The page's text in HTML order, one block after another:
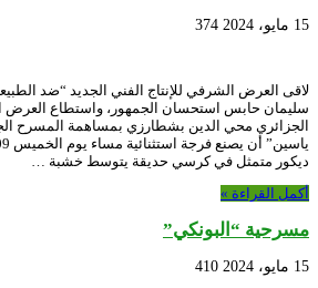
15 مايو، 2024 374
لاقى العرض الشرفي للإنتاج الفني الجديد “ضد
سليمان حابس استحسان الجمهور، واستطاع العرض
الجزائري محي الدين بشطارزي بمساهمة المسرح
ديكور متمثل في كرسي حديقة يتوسط خشبة …
أكمل القراءة »
مسرحية “البونكي”
15 مايو، 2024 410